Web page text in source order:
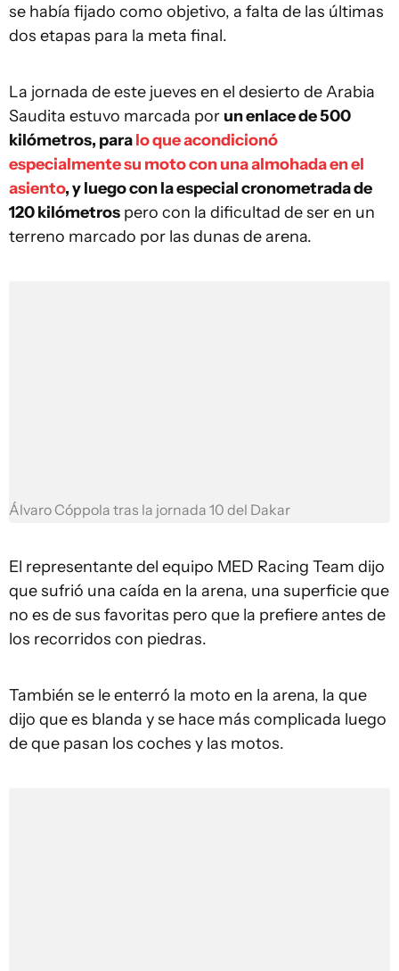
se había fijado como objetivo, a falta de las últimas
dos etapas para la meta final.
La jornada de este jueves en el desierto de Arabia
Saudita estuvo marcada por un enlace de 500
kilómetros, paralo que acondicionó
especialmente su moto con una almohada en el
asiento, y luego con la especial cronometrada de
120 kilómetros pero con la dificultad de ser en un
terreno marcado por las dunas de arena.
Álvaro Cóppola tras la jornada 10 del Dakar
El representante del equipo MED Racing Team dijo
que sufrió una caída en la arena, una superficie que
no es de sus favoritas pero que la prefiere antes de
los recorridos con piedras.
También se le enterró la moto en la arena, la que
dijo que es blanda y se hace más complicada luego
de que pasan los coches y las motos.